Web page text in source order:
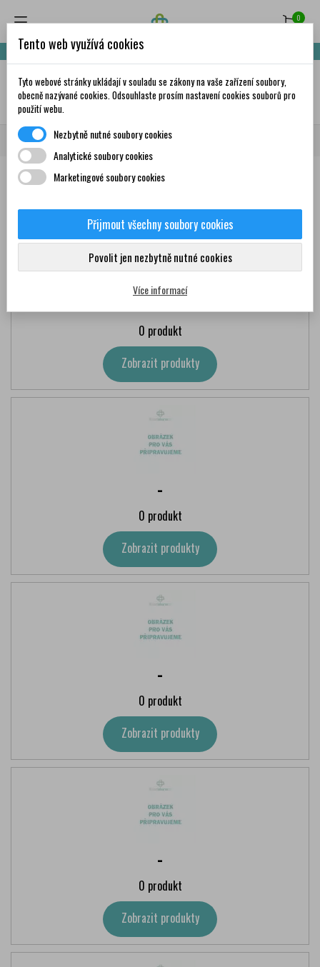
0
Nakupte za 999,- Kč a získáte dopravu zdarma!
✦AI
Domů Značky
Značky
-
0 produkt
Zobrazit produkty
-
0 produkt
Zobrazit produkty
-
0 produkt
Zobrazit produkty
-
0 produkt
Zobrazit produkty
Tento web využívá cookies
Tyto webové stránky ukládají v souladu se zákony na vaše zařízení soubory,
obecně nazývané cookies. Odsouhlaste prosím nastavení cookies souborů pro
použití webu.
Nezbytně nutné soubory cookies
Analytické soubory cookies
Marketingové soubory cookies
Přijmout všechny soubory cookies
Povolit jen nezbytně nutné cookies
Více informací